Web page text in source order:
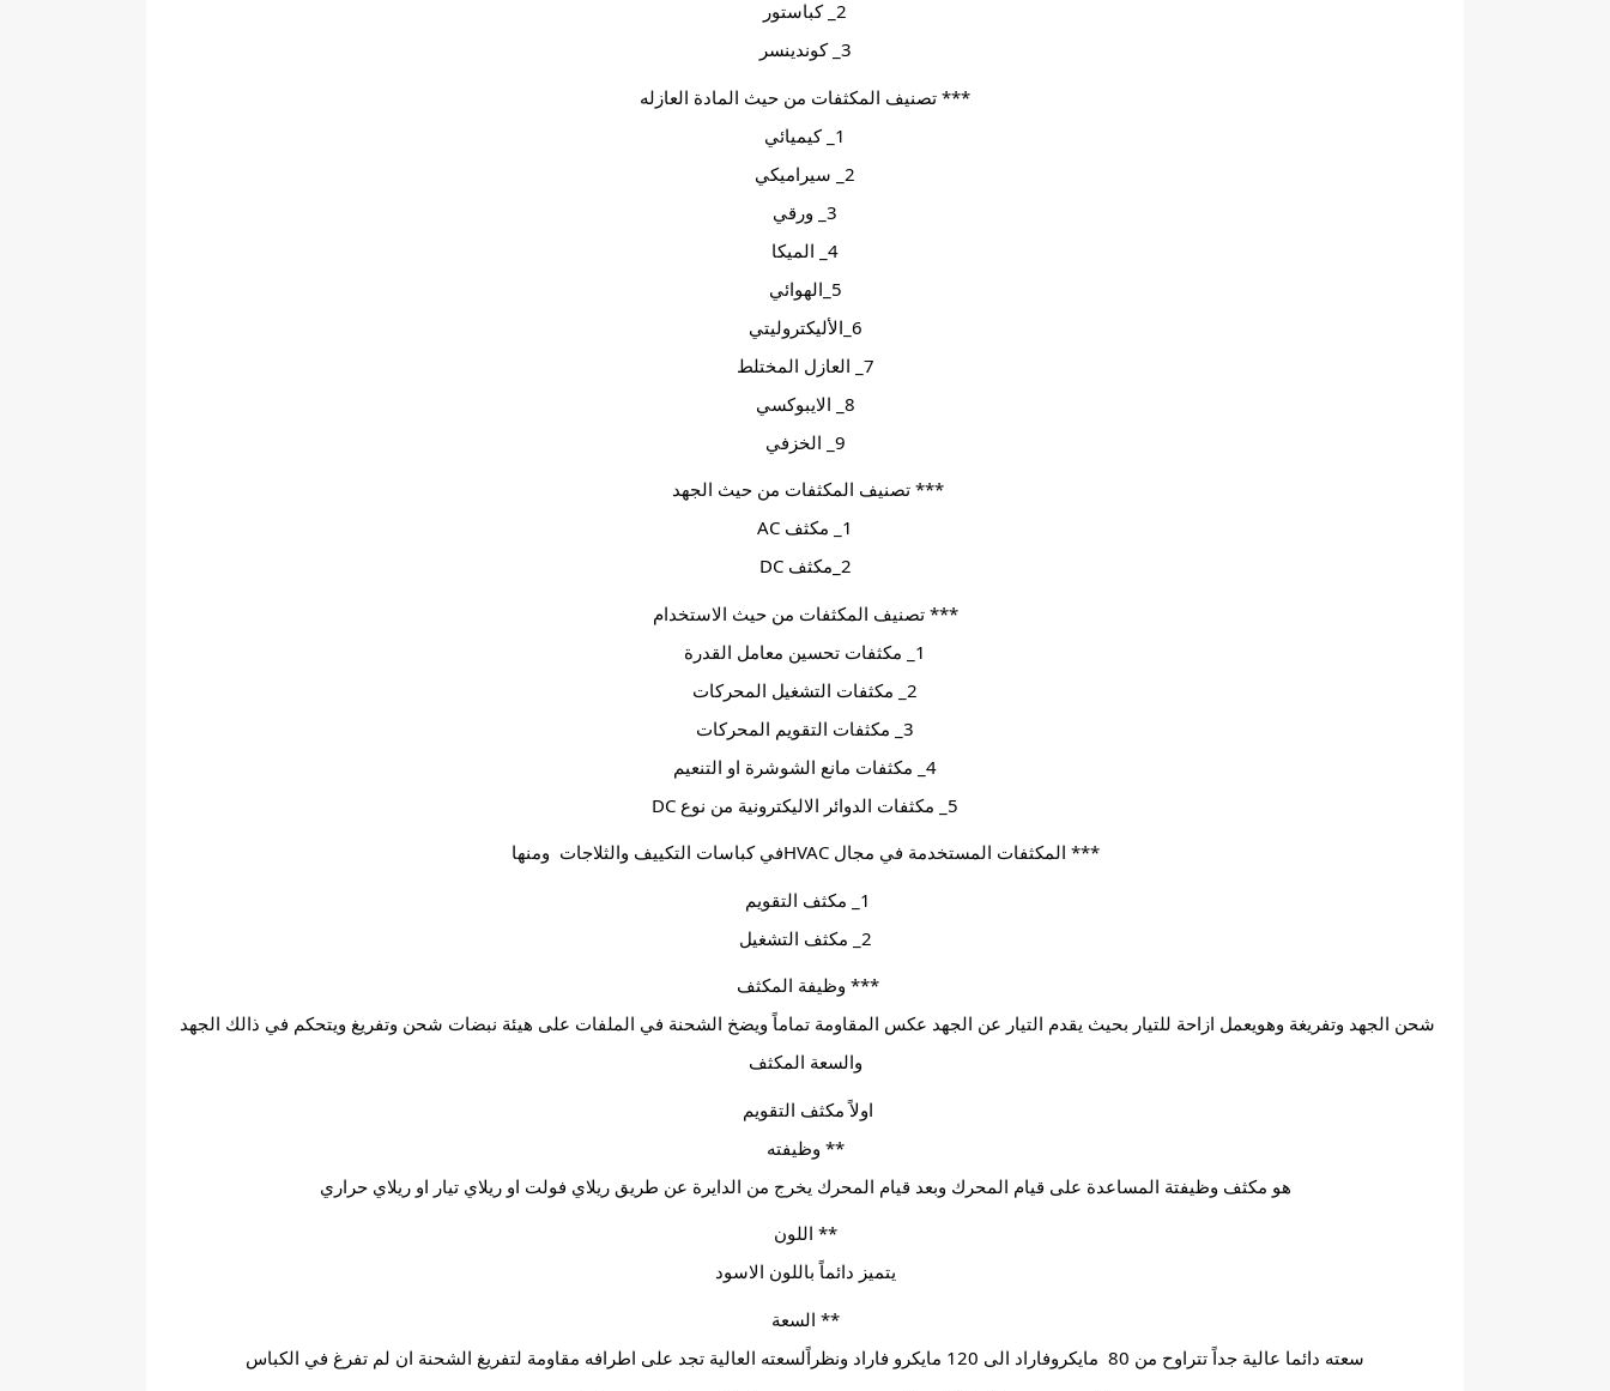
2_ كباستور
3_ كوندينسر
*** تصنيف المكثفات من حيث المادة العازله
1_ كيميائي
2_ سيراميكي
3_ ورقي
4_ الميكا
5_الهوائي
6_الأليكتروليتي
7_ العازل المختلط
8_ الايبوكسي
9_ الخزفي
*** تصنيف المكثفات من حيث الجهد
1_ مكثف AC
2_مكثف DC
*** تصنيف المكثفات من حيث الاستخدام
1_ مكثفات تحسين معامل القدرة
2_ مكثفات التشغيل المحركات
3_ مكثفات التقويم المحركات
4_ مكثفات مانع الشوشرة او التنعيم
5_ مكثفات الدوائر الاليكترونية من نوع DC
*** المكثفات المستخدمة في مجال HVACفي كباسات التكييف والثلاجات  ومنها
1_ مكثف التقويم
2_ مكثف التشغيل
*** وظيفة المكثف
والسعة المكثف
اولاً مكثف التقويم
** وظيفته
هو مكثف وظيفتة المساعدة على قيام المحرك وبعد قيام المحرك يخرج من الدايرة عن طريق ريلاي فولت او ريلاي تيار او ريلاي حراري
** اللون
يتميز دائماً باللون الاسود
** السعة
سعته دائما عالية جداً تتراوح من 80  مايكروفاراد الى 120 مايكرو فاراد ونظراًلسعته العالية تجد على اطرافه مقاومة لتفريغ الشحنة ان لم تفرغ في الكباس